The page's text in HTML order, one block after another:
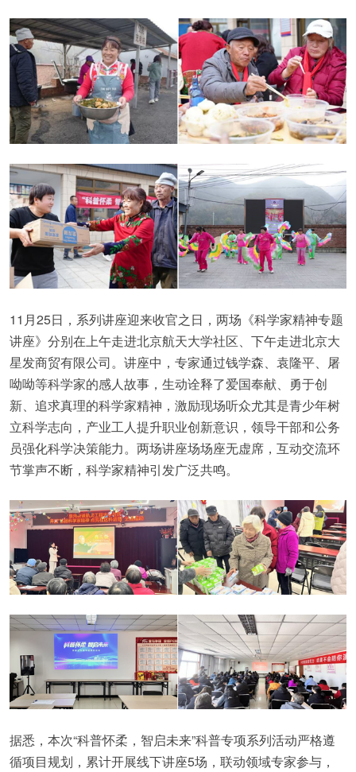
11月25日，系列讲座迎来收官之日，两场《科学家精神专题
讲座》分别在上午走进北京航天大学社区、下午走进北京大
星发商贸有限公司。讲座中，专家通过钱学森、袁隆平、屠
呦呦等科学家的感人故事，生动诠释了爱国奉献、勇于创
新、追求真理的科学家精神，激励现场听众尤其是青少年树
立科学志向，产业工人提升职业创新意识，领导干部和公务
员强化科学决策能力。两场讲座场场座无虚席，互动交流环
节掌声不断，科学家精神引发广泛共鸣。
据悉，本次“科普怀柔，智启未来”科普专项系列活动严格遵
循项目规划，累计开展线下讲座5场，联动领域专家参与，